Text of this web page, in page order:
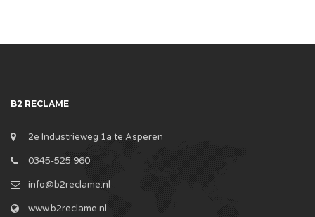
B2 RECLAME
2e Industrieweg 1a te Asperen
0345-525 960
info@b2reclame.nl
www.b2reclame.nl